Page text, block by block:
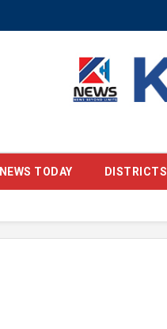
NEWS TODAY DISTRICTS